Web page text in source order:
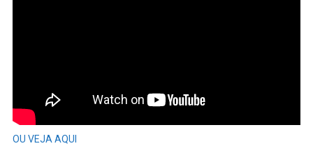
OU VEJA AQUI